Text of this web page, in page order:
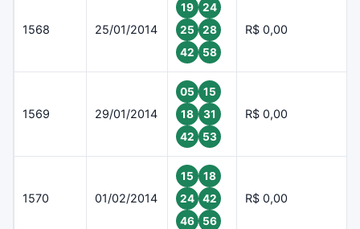
1568 25/01/2014
19
24
25
28
42
58
R$ 0,00
1569 29/01/2014
05
15
18
31
42
53
R$ 0,00
1570 01/02/2014
15
18
24
42
46
56
R$ 0,00